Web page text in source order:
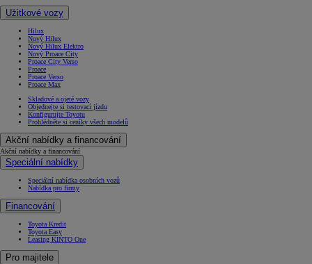
Užitkové vozy
Hilux
Nový Hilux
Nový Hilux Elektro
Nový Proace City
Proace City Verso
Proace
Proace Verso
Proace Max
Skladové a ojeté vozy
Objednejte si testovací jízdu
Konfigurujte Toyotu
Prohlédněte si ceníky všech modelů
Akční nabídky a financování
Akční nabídky a financování
Speciální nabídky
Speciální nabídka osobních vozů
Nabídka pro firmy
Financování
Toyota Kredit
Toyota Easy
Leasing KINTO One
Pro majitele